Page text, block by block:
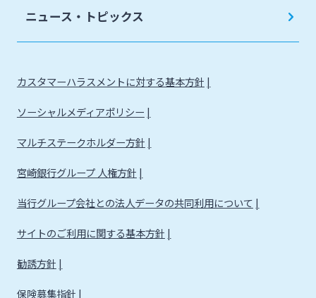
株主・投資家の皆さま
宮崎銀行について
ニュースリリース一覧
お問い合わせ先一覧
ニュース・トピックス
カスタマーハラスメントに対する基本方針
ソーシャルメディアポリシー
マルチステークホルダー方針
宮崎銀行グループ 人権方針
当行グループ会社との法人データの共同利用について
サイトのご利用に関する基本方針
勧誘方針
保険募集指針